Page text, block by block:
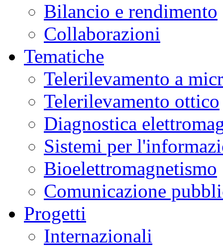
Bilancio e rendimento
Collaborazioni
Tematiche
Telerilevamento a
Telerilevamento ottico
Diagnostica
Sistemi per
Bioelettromagnetismo
Comunicazione
Progetti
Internazionali